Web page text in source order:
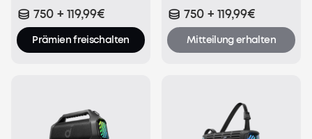
750 + 119,99€
Prämien freischalten
750 + 119,99€
Mitteilung erhalten